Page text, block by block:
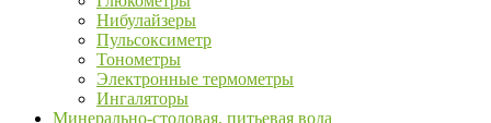
Нибулайзеры
Пульсоксиметр
Тонометры
Электронные термометры
Ингаляторы
Минерально-столовая, питьевая вода